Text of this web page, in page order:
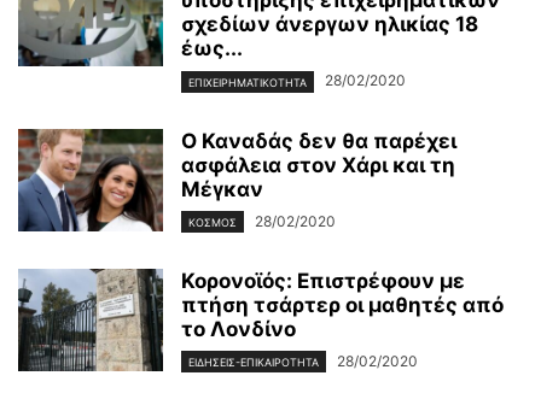
σχεδίων άνεργων ηλικίας 18
έως...
ΕΠΙΧΕΙΡΗΜΑΤΙΚΌΤΗΤΑ 28/02/2020
Ο Καναδάς δεν θα παρέχει
ασφάλεια στον Χάρι και τη
Μέγκαν
ΚΌΣΜΟΣ 28/02/2020
Κορονοϊός: Επιστρέφουν με
πτήση τσάρτερ οι μαθητές από
το Λονδίνο
ΕΙΔΉΣΕΙΣ-ΕΠΙΚΑΙΡΌΤΗΤΑ 28/02/2020